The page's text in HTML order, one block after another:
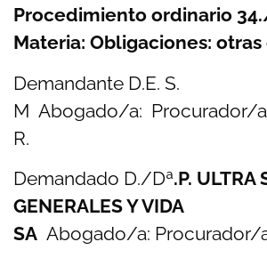
Procedimiento ordinario
Materia: Obligaciones:
Demandante D.E. S.
M Abogado/a: Procurador/
R.
Demandado D./Dª.P. ULTRA
GENERALES Y VIDA
SA Abogado/a: Procurador/